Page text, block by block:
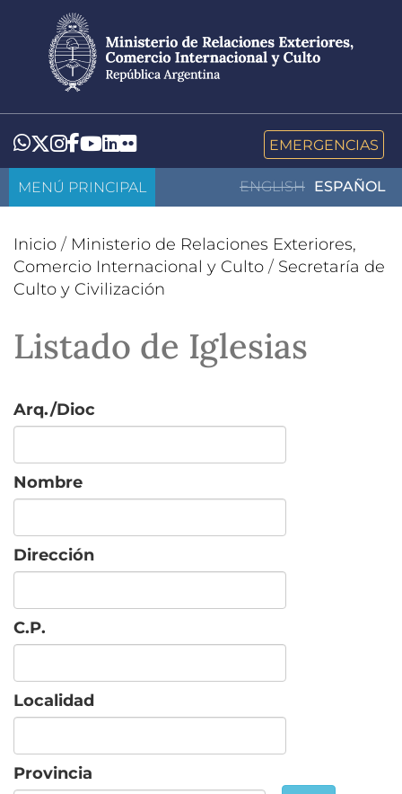
contenido
principal
Whatsapp
Twitter
Instagram
Facebook
YouTube
LinkedIn
Flickr EMERGENCIAS
ENGLISH ESPAÑOL
MENÚ PRINCIPAL
Inicio / Ministerio de Relaciones Exteriores,
Comercio Internacional y Culto / Secretaría de
Culto y Civilización
Listado de Iglesias
Arq./Dioc
Nombre
Dirección
C.P.
Localidad
Provincia